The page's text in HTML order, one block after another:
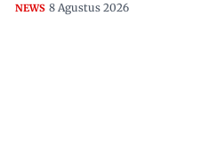
NEWS 8 Agustus 2026